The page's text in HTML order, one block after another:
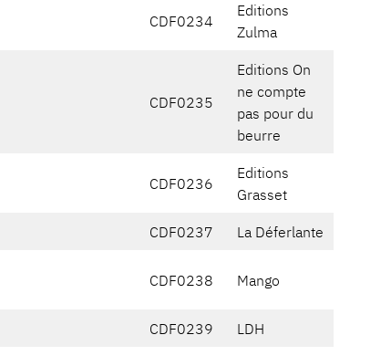
CDF0234
Editions
Zulma
CDF0235
Editions On
ne compte
pas pour du
beurre
CDF0236
Editions
Grasset
CDF0237 La Déferlante
CDF0238 Mango
CDF0239 LDH